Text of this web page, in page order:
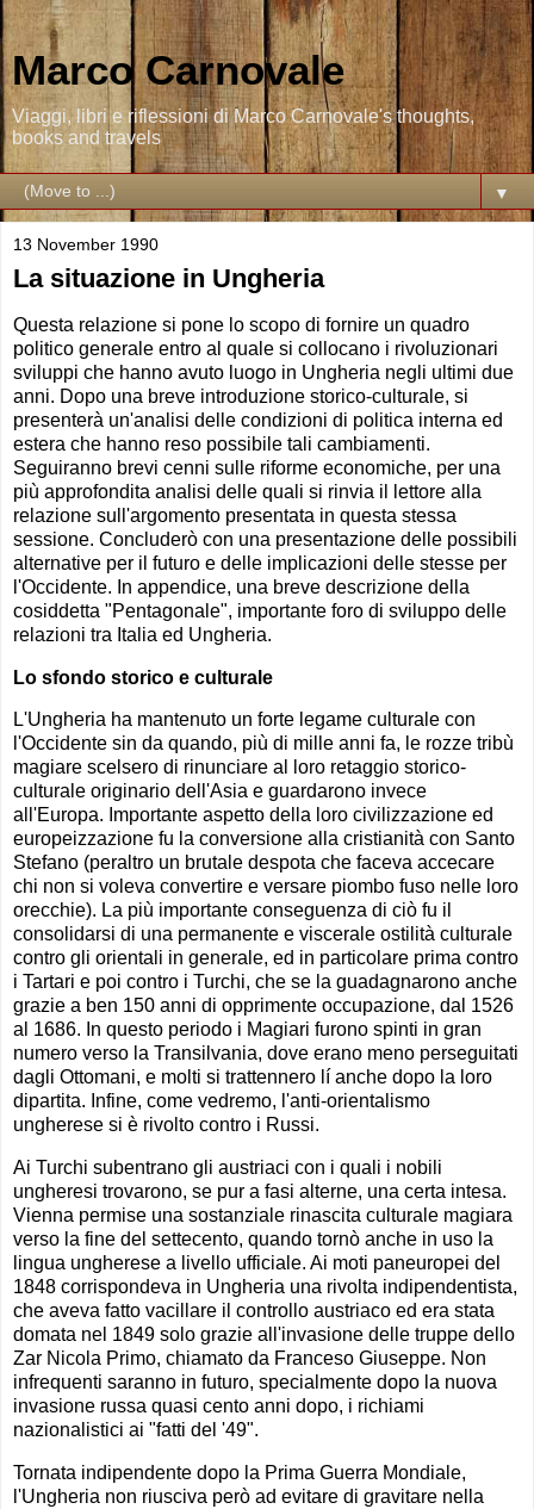
Marco Carnovale
Viaggi, libri e riflessioni di Marco Carnovale's thoughts,
books and travels
▼
13 November 1990
La situazione in Ungheria
Questa relazione si pone lo scopo di fornire un quadro
politico generale entro al quale si collocano i rivoluzionari
sviluppi che hanno avuto luogo in Ungheria negli ultimi due
anni. Dopo una breve introduzione storico-culturale, si
presenterà un'analisi delle condizioni di politica interna ed
estera che hanno reso possibile tali cambiamenti.
Seguiranno brevi cenni sulle riforme economiche, per una
più approfondita analisi delle quali si rinvia il lettore alla
relazione sull'argomento presentata in questa stessa
sessione. Concluderò con una presentazione delle possibili
alternative per il futuro e delle implicazioni delle stesse per
l'Occidente. In appendice, una breve descrizione della
cosiddetta "Pentagonale", importante foro di sviluppo delle
relazioni tra Italia ed Ungheria.
Lo sfondo storico e culturale
L'Ungheria ha mantenuto un forte legame culturale con
l'Occidente sin da quando, più di mille anni fa, le rozze tribù
magiare scelsero di rinunciare al loro retaggio storico-
culturale originario dell'Asia e guardarono invece
all'Europa. Importante aspetto della loro civilizzazione ed
europeizzazione fu la conversione alla cristianità con Santo
Stefano (peraltro un brutale despota che faceva accecare
chi non si voleva convertire e versare piombo fuso nelle loro
orecchie). La più importante conseguenza di ciò fu il
consolidarsi di una permanente e viscerale ostilità culturale
contro gli orientali in generale, ed in particolare prima contro
i Tartari e poi contro i Turchi, che se la guadagnarono anche
grazie a ben 150 anni di opprimente occupazione, dal 1526
al 1686. In questo periodo i Magiari furono spinti in gran
numero verso la Transilvania, dove erano meno perseguitati
dagli Ottomani, e molti si trattennero lí anche dopo la loro
dipartita. Infine, come vedremo, l'anti-orientalismo
ungherese si è rivolto contro i Russi.
Ai Turchi subentrano gli austriaci con i quali i nobili
ungheresi trovarono, se pur a fasi alterne, una certa intesa.
Vienna permise una sostanziale rinascita culturale magiara
verso la fine del settecento, quando tornò anche in uso la
lingua ungherese a livello ufficiale. Ai moti paneuropei del
1848 corrispondeva in Ungheria una rivolta indipendentista,
che aveva fatto vacillare il controllo austriaco ed era stata
domata nel 1849 solo grazie all'invasione delle truppe dello
Zar Nicola Primo, chiamato da Franceso Giuseppe. Non
infrequenti saranno in futuro, specialmente dopo la nuova
invasione russa quasi cento anni dopo, i richiami
nazionalistici ai "fatti del '49".
Tornata indipendente dopo la Prima Guerra Mondiale,
l'Ungheria non riusciva però ad evitare di gravitare nella